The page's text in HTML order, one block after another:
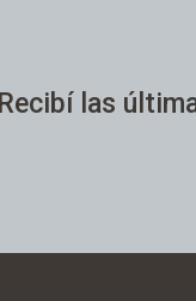
Recibí las